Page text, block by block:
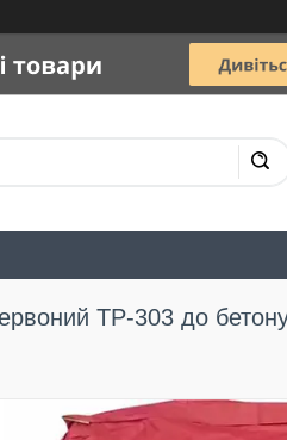
TP-303 до